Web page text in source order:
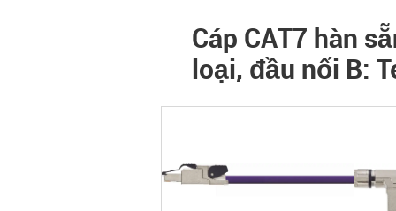
Cáp CAT7 hàn
loại, đầu nối B: